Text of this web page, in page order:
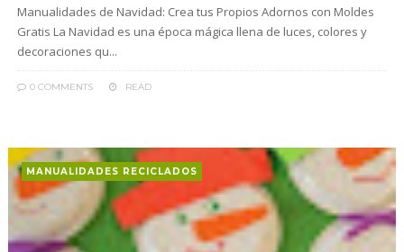
Manualidades de Navidad: Crea tus Propios Adornos con Moldes
Gratis La Navidad es una época mágica llena de luces, colores y
decoraciones qu...
0 COMMENTS READ
MANUALIDADES RECICLADOS